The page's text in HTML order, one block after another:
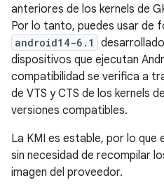
anteriores de los kernels de
Por lo tanto, puedes usar de
android14-6.1
dispositivos que ejecutan
compatibilidad se verifica a
de VTS y CTS de los kernels
versiones compatibles.
La KMI es estable, por lo que
sin necesidad de recompilar
imagen del proveedor.